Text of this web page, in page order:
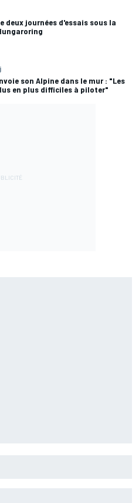
deux journées d'essais sous la
son Alpine dans le mur : "Les
en plus difficiles à piloter"